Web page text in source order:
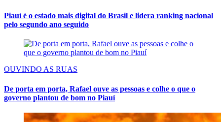
Piauí é o estado mais digital do Brasil e lidera ranking nacional
pelo segundo ano seguido
OUVINDO AS RUAS
De porta em porta, Rafael ouve as pessoas e colhe o que o
governo plantou de bom no Piauí